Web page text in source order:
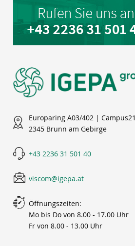
Europaring A03/402 | Campus21
2345 Brunn am Gebirge
+43 2236 31 501 40
viscom@igepa.at
Öffnungszeiten:
Mo bis Do von 8.00 - 17.00 Uhr
Fr von 8.00 - 13.00 Uhr